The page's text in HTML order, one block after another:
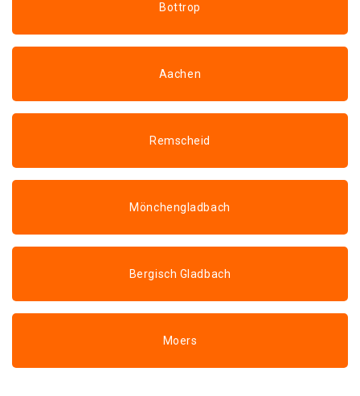
Bottrop
Aachen
Remscheid
Mönchengladbach
Bergisch Gladbach
Moers